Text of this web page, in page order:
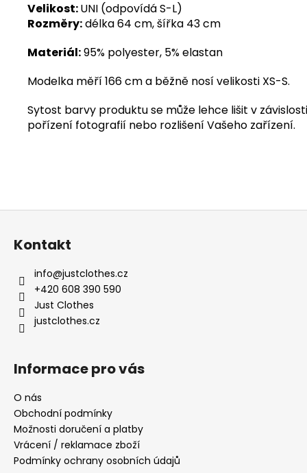
Velikost:UNI (odpovídá S-L)
Rozměry:délka 64 cm, šířka 43 cm
Materiál:95% polyester, 5% elastan
Modelka měří 166 cm a běžně nosí velikosti XS-S.
Sytost barvy produktu se může lehce lišit v
pořízení fotografií nebo rozlišení Vašeho zařízení.
Kontakt
info@justclothes.cz
+420 608 390 590
Just Clothes
justclothes.cz
Informace pro vás
O nás
Obchodní podmínky
Možnosti doručení a platby
Vrácení / reklamace zboží
Podmínky ochrany osobních údajů